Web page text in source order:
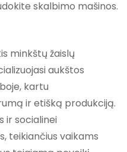
skalbimo mašinos.
minkštų žaislų
aukštos
kartu
ir etišką produkciją.
ir socialinei
teikiančius vaikams